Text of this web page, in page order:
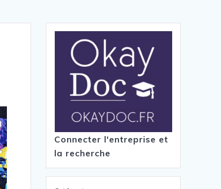
Connecter l'entreprise et
la recherche